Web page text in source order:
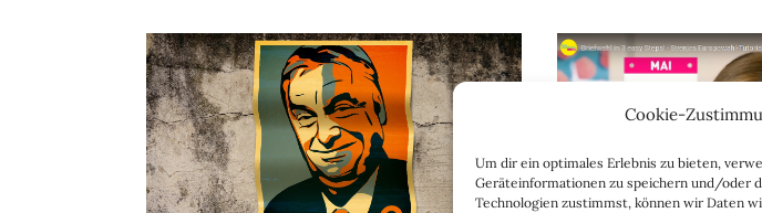
Cookie-
Um dir ein optimales Erlebnis zu bieten,
Geräteinformationen zu speichern und/oder
Technologien zustimmst, können wir Daten